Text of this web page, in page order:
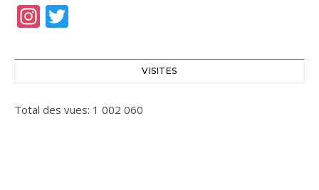
Instagram
VISITES
Total des vues: 1 002 060